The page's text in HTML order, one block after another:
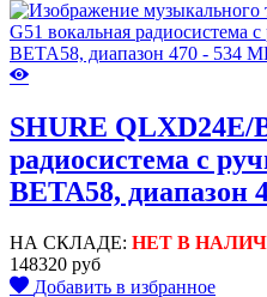
SHURE QLXD24E/
радиосистема с
BETA58, диапазон
НА СКЛАДЕ: НЕТ В
148320 руб
Добавить в избранное